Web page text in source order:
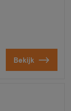
Bekijk